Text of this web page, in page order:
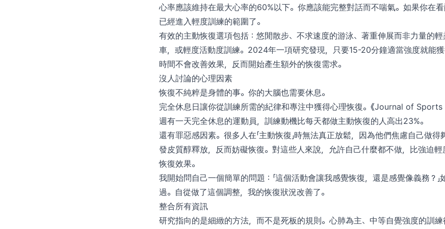
心率應該維持在最大心率的60%以下。你應該能完整對話而不喘氣。如果你在
已經進入輕度訓練的範圍了。
有效的主動恢復選項包括：悠閒散步、不求速度的游泳、著重伸展而非力量的
車，或輕度活動度訓練。2024年一項研究發現，只要15-20分鐘適當強度就能
時間不會改善效果，反而開始產生額外的恢復需求。
沒人討論的心理因素
恢復不純粹是身體的事。你的大腦也需要休息。
完全休息日讓你從訓練所需的紀律和專注中獲得心理恢復。《Journal of Sports
週有一天完全休息的運動員，訓練動機比每天都做主動恢復的人高出23%。
還有罪惡感因素。很多人在「主動恢復」時無法真正放鬆，因為他們焦慮自己做
發皮質醇釋放，反而妨礙恢復。對這些人來說，允許自己什麼都不做，比強迫
恢復效果。
我開始問自己一個簡單的問題：「這個活動會讓我感覺恢復，還是感覺像義務？
過。自從做了這個調整，我的恢復狀況改善了。
整合所有資訊
研究指向的是細緻的方法，而不是死板的規則。心肺為主、中等自覺強度的訓